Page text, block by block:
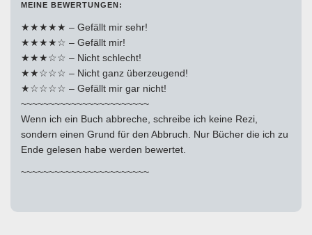
MEINE BEWERTUNGEN:
★★★★★ – Gefällt mir sehr!
★★★★☆ – Gefällt mir!
★★★☆☆ – Nicht schlecht!
★★☆☆☆ – Nicht ganz überzeugend!
★☆☆☆☆ – Gefällt mir gar nicht!
~~~~~~~~~~~~~~~~~~~~~~~
Wenn ich ein Buch abbreche, schreibe ich keine Rezi,
sondern einen Grund für den Abbruch. Nur Bücher die ich zu
Ende gelesen habe werden bewertet.
~~~~~~~~~~~~~~~~~~~~~~~